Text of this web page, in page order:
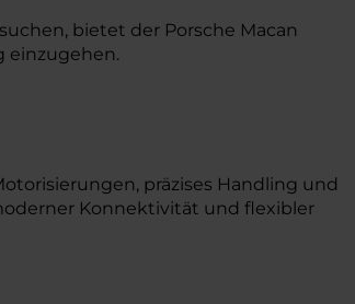
bietet der Porsche Macan
einzugehen.
präzises Handling und
Konnektivität und flexibler